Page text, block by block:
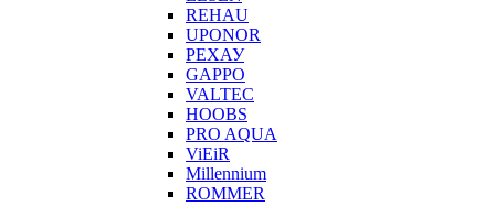
REHAU
UPONOR
РЕХАУ
GAPPO
VALTEC
HOOBS
PRO AQUA
ViEiR
Millennium
ROMMER